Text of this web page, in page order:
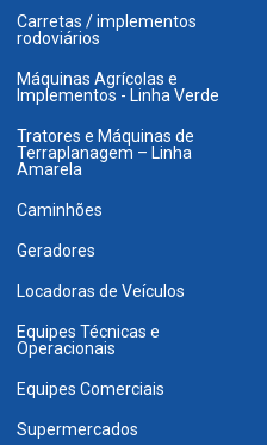
Carretas / implementos
rodoviários
Máquinas Agrícolas e
Implementos - Linha Verde
Tratores e Máquinas de
Terraplanagem – Linha
Amarela
Caminhões
Geradores
Locadoras de Veículos
Equipes Técnicas e
Operacionais
Equipes Comerciais
Supermercados